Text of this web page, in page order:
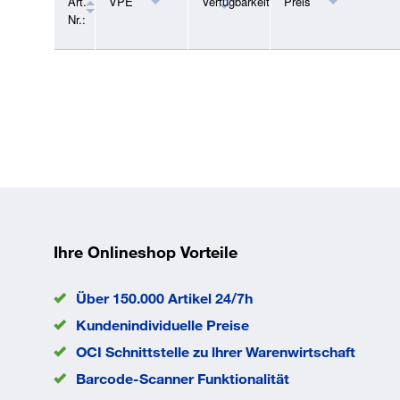
von verklickten L-BOXXen im Verbund bis 40
Nr.:
Ihre Onlineshop Vorteile
Über 150.000 Artikel 24/7h
Kundenindividuelle Preise
OCI Schnittstelle zu lhrer Warenwirtschaft
Barcode-Scanner Funktionalität